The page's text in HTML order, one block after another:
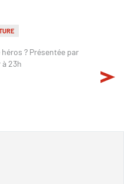
? Présentée par
23h